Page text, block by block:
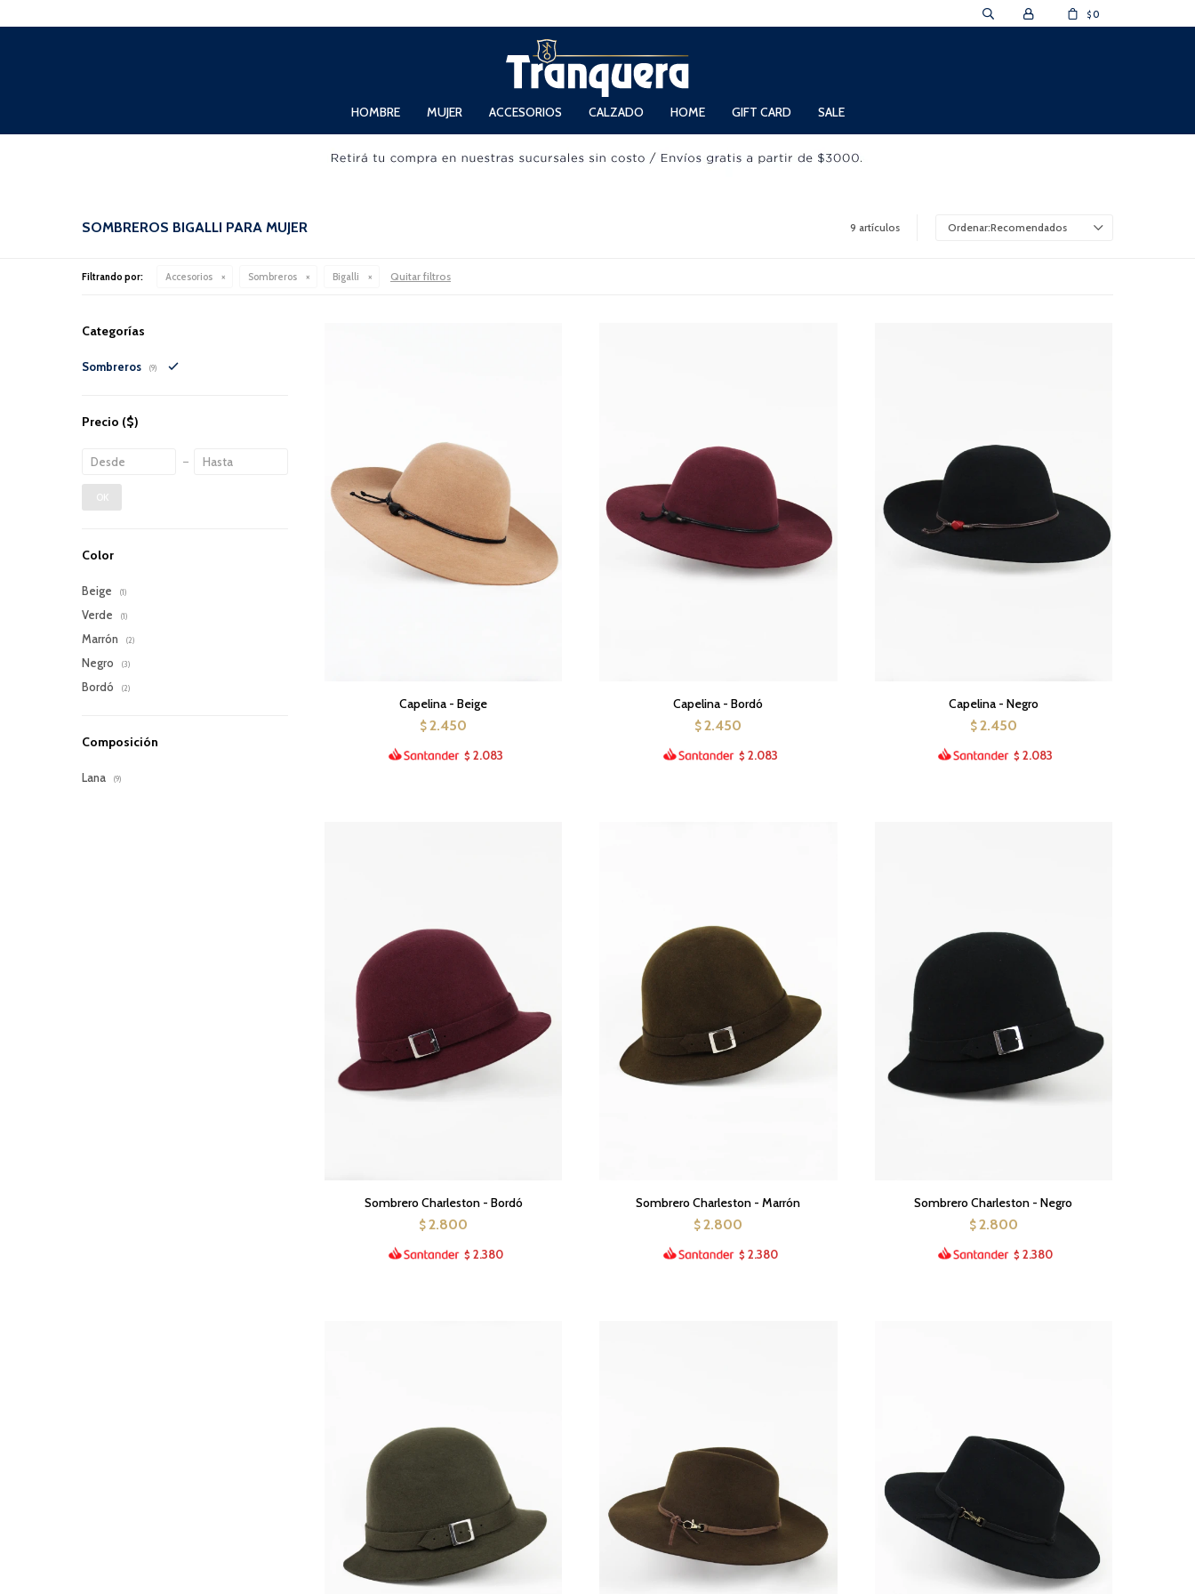
HOMBRE MUJER ACCESORIOS CALZADO HOME GIFT CARD SALE
$ 0
SOMBREROS BIGALLI PARA MUJER 9 artículos Recomendados
Filtrando por: Accesorios Sombreros Bigalli Quitar filtros
Capelina - Beige
$ 2.450
$ 2.083
Capelina - Bordó
$ 2.450
$ 2.083
Capelina - Negro
$ 2.450
$ 2.083
Sombrero Charleston - Bordó
$ 2.800
$ 2.380
Sombrero Charleston - Marrón
$ 2.800
$ 2.380
Sombrero Charleston - Negro
$ 2.800
$ 2.380
Categorías
Sombreros (9)
Precio ($)
OK
Color
Beige (1)
Verde (1)
Marrón (2)
Negro (3)
Bordó (2)
Composición
Lana (9)